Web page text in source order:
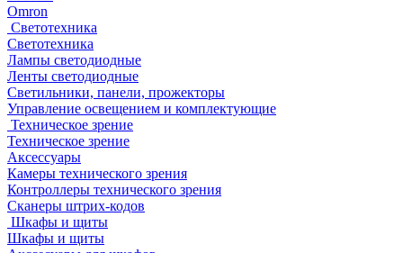
Omron
Светотехника
Светотехника
Лампы светодиодные
Ленты светодиодные
Светильники, панели, прожекторы
Управление освещением и комплектующие
Техническое зрение
Техническое зрение
Аксессуары
Камеры технического зрения
Контроллеры технического зрения
Сканеры штрих-кодов
Шкафы и щиты
Шкафы и щиты